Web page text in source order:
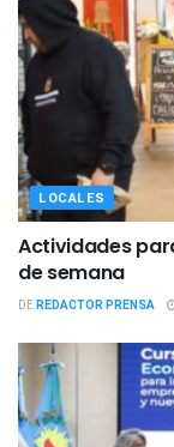
LOCALES
Actividades
de semana
DEREDACTOR PRENSA